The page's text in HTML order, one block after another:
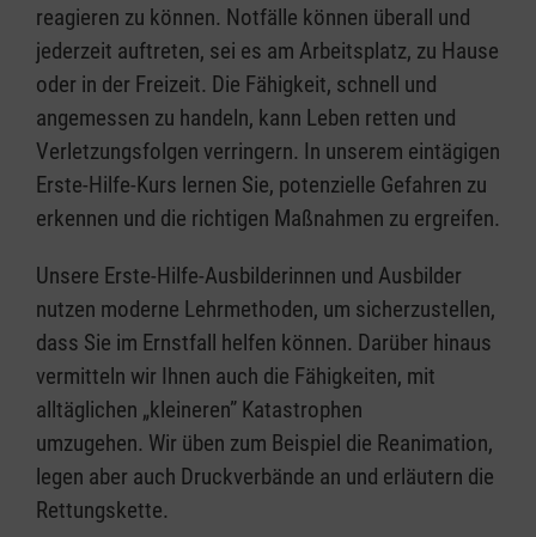
reagieren zu können. Notfälle können überall und
jederzeit auftreten, sei es am Arbeitsplatz, zu Hause
oder in der Freizeit. Die Fähigkeit, schnell und
angemessen zu handeln, kann Leben retten und
Verletzungsfolgen verringern. In unserem eintägigen
Erste-Hilfe-Kurs lernen Sie, potenzielle Gefahren zu
erkennen und die richtigen Maßnahmen zu ergreifen.
Unsere Erste-Hilfe-Ausbilderinnen und Ausbilder
nutzen moderne Lehrmethoden, um sicherzustellen,
dass Sie im Ernstfall helfen können. Darüber hinaus
vermitteln wir Ihnen auch die Fähigkeiten, mit
alltäglichen „kleineren” Katastrophen
umzugehen. Wir üben zum Beispiel die Reanimation,
legen aber auch Druckverbände an und erläutern die
Rettungskette.